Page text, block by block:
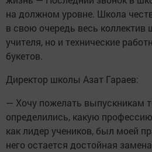
на должном уровне. Школа
в свою очередь весь
учителя, но и технические
букетов.
Директор школы Азат Гараев:
— Хочу пожелать выпускникам
определились, какую
как лидер учеников, был моей
него остается достойная